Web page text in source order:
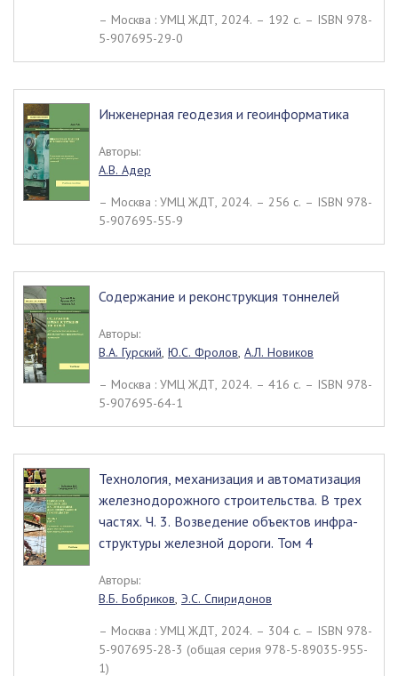
– Москва : УМЦ ЖДТ, 2024. – 192 c. – ISBN 978-
5-907695-29-0
Инженерная геодезия и геоинформатика
Авторы:
А.В. Адер
– Москва : УМЦ ЖДТ, 2024. – 256 c. – ISBN 978-
5-907695-55-9
Содержание и реконструкция тоннелей
Авторы:
В.А. Гурский, Ю.С. Фролов, А.Л. Новиков
– Москва : УМЦ ЖДТ, 2024. – 416 c. – ISBN 978-
5-907695-64-1
Технология, механизация и автоматизация
железнодорожного строительства. В трех
частях. Ч. 3. Возведение объектов инфра-
структуры железной дороги. Том 4
Авторы:
В.Б. Бобриков, Э.С. Спиридонов
– Москва : УМЦ ЖДТ, 2024. – 304 c. – ISBN 978-
5-907695-28-3 (общая серия 978-5-89035-955-
1)